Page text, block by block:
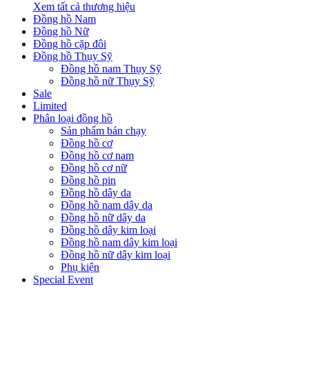
Xem tất cả thương hiệu
Đồng hồ Nam
Đồng hồ Nữ
Đồng hồ cặp đôi
Đồng hồ Thụy Sỹ
Đồng hồ nam Thụy Sỹ
Đồng hồ nữ Thụy Sỹ
Sale
Limited
Phân loại đồng hồ
Sản phẩm bán chạy
Đồng hồ cơ
Đồng hồ cơ nam
Đồng hồ cơ nữ
Đồng hồ pin
Đồng hồ dây da
Đồng hồ nam dây da
Đồng hồ nữ dây da
Đồng hồ dây kim loại
Đồng hồ nam dây kim loại
Đồng hồ nữ dây kim loại
Phụ kiện
Special Event